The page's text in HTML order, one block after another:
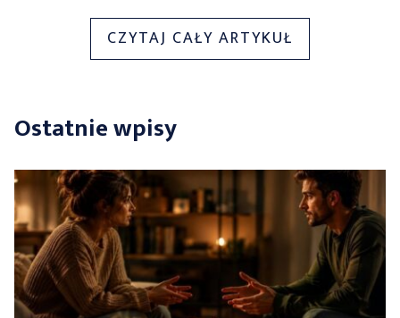
CZYTAJ CAŁY ARTYKUŁ
COMMERCE
SIĘ
OD
CROSS-
DOCKINGU?
Ostatnie wpisy